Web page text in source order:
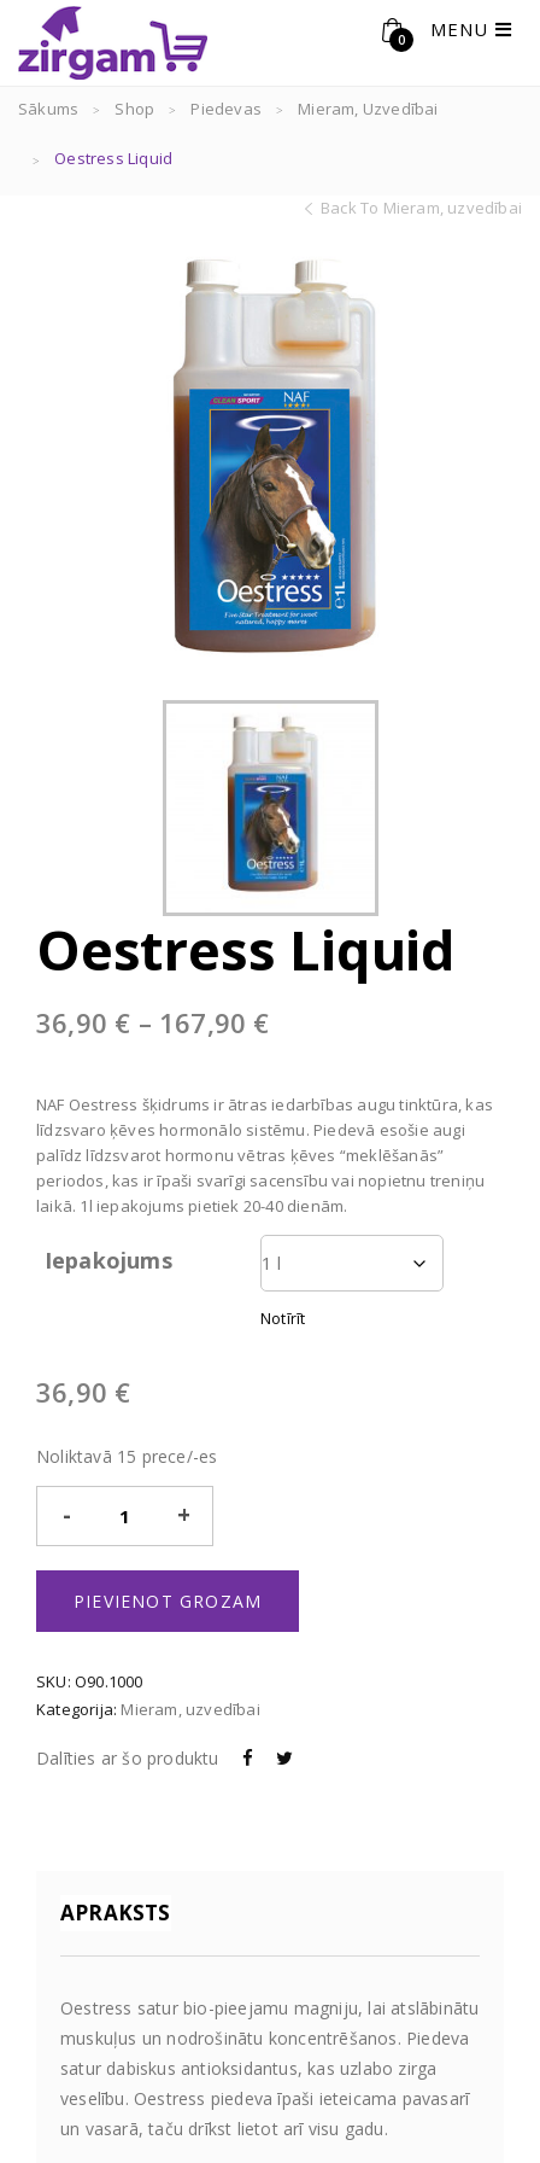
MENU
0
Sākums Shop Piedevas Mieram, Uzvedībai
Oestress Liquid
Back To Mieram, uzvedībai
Oestress Liquid
36,90 € – 167,90 €Price
through
167,90 €
NAF Oestress šķidrums ir ātras iedarbības augu tinktūra, kas
līdzsvaro ķēves hormonālo sistēmu. Piedevā esošie augi
palīdz līdzsvarot hormonu vētras ķēves “meklēšanās”
periodos, kas ir īpaši svarīgi sacensību vai nopietnu treniņu
laikā. 1l iepakojums pietiek 20-40 dienām.
Iepakojums
Notīrīt
36,90 €
Noliktavā 15 prece/-es
daudzums
PIEVIENOT GROZAM
SKU: O90.1000
Kategorija: Mieram, uzvedībai
Dalīties ar šo produktu
APRAKSTS
Oestress satur bio-pieejamu magniju, lai atslābinātu
muskuļus un nodrošinātu koncentrēšanos. Piedeva
satur dabiskus antioksidantus, kas uzlabo zirga
veselību. Oestress piedeva īpaši ieteicama pavasarī
un vasarā, taču drīkst lietot arī visu gadu.